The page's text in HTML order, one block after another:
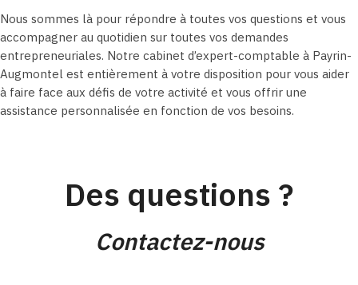
Nous sommes là pour répondre à toutes vos questions et vous
accompagner au quotidien sur toutes vos demandes
entrepreneuriales. Notre cabinet d’expert-comptable à Payrin-
Augmontel est entièrement à votre disposition pour vous aider
à faire face aux défis de votre activité et vous offrir une
assistance personnalisée en fonction de vos besoins.
Des questions ?
Contactez-nous